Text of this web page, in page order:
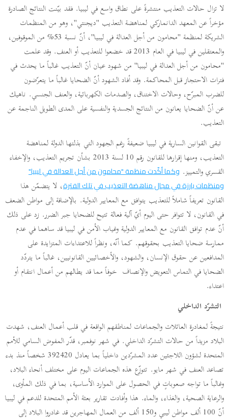
لا تزال حالات التعذيب منتشرةً على نطاق واسع في ليبيا. فقد بيّنت النتائج الصادرة
مؤخراً عن المعهد الدانماركي لمناهضة التعذيب "ديجنتي"، وهو من المنظمات
الشريكة لمنظمة "محامون من أجل العدالة في ليبيا"، أنّ نسبة 53% من الموقوفين،
والمعتقلين في ليبيا في العام 2013 قد خضعوا للتعذيب أو العنف. وقد علمت
"محامون من أجل العدالة في ليبيا" من شهود عيان أنّ التعذيب غالباً ما يحدث في
فترات الاحتجاز قبل المحاكمة. وقد أفاد الشهود أنّ الضحايا غالباً ما يتعرّضون
للضرب المبرّح، وحالات الاختناق، والصدمات الكهربائية، والعنف الجنسي. ناهيك
عن أنّ الضحايا يعانون من النتائج الجسدية والنفسية على المدى الطويل الناجمة عن
التعذيب.
تبقى القوانين السارية في ليبيا ضعيفةً رغم الجهود التي بذلتها الدولة لمناهضة
التعذيب، ومنها إقرارها للقانون رقم 10 لسنة 2013 بشأن تجريم التعذيب، والإخفاء
القسري والتمييز. وكما أكّدت منظمة "محامون من أجل العدالة في ليبيا"
ومنظمات بارزة في مجال مناهضة التعذيب في تلك الفترة، لا يتضمّن هذا
القانون تعريفاً شاملاً للتعذيب يتوافق مع المعايير الدولية. بالإضافة إلى مواطن الضعف
في القانون، لا تتوافر حتى اليوم أيّ آلية فعالة تتيح للضحايا جبر الضرر. زد على ذلك
أنّ عدم توافق القانون مع المعايير الدولية وغياب الأمن في ليبيا قد ساهما في عدم
ممارسة ضحايا التعذيب بحقوقهم. كما أنّه، ونظراً للاعتداءات المتزايدة على
المدافعين عن حقوق الإنسان، والشهود، والأخصائيين القانونيين، غالباً ما يتردّد
الضحايا في التماس التعويض والإنصاف خوفاً مما قد يطالهم من أعمال انتقام أو
اعتداء.
التشرّد الداخلي
نتيجةً لمغادرة العائلات والجماعات لمناطقهم الواقعة في قلب أعمال العنف، شهدت
البلاد مزيداً من حالات التشرّد الداخلي. في شهر نوفمبر، قدّر المفوض السامي للأمم
المتحدة لشؤون اللاجئين عدد المشرّدين داخلياً بما يعادل 392420 شخصاً منذ بدء
تصاعد العنف في شهر مايو. تتوزّع هذه الجماعات اليوم على مختلف أنحاء البلاد،
وغالباً ما تواجه صعوباتٍ في الحصول على الموارد الأساسية، بما في ذلك المأوى،
والرعاية الصحية، والغذاء، والماء. هذا وأفادت تقارير بعثة الأمم المتحدة للدعم في ليبيا
أنّ 100 ألف مواطن ليبي و150 ألف من العمال المهاجرين قد غادروا البلاد إلى